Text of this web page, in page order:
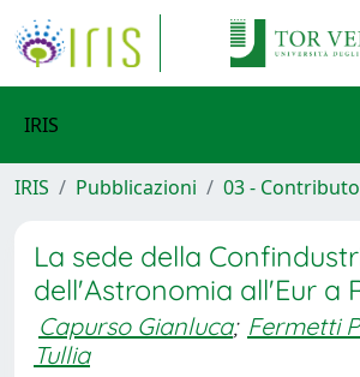
IRIS
IRIS Pubblicazioni 03 -
La sede della
dell'Astronomia all'Eur a
Capurso Gianluca; Fermetti
Tullia